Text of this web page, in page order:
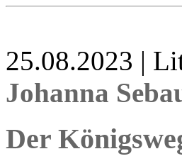
25.08.2023 |
Johanna
Der